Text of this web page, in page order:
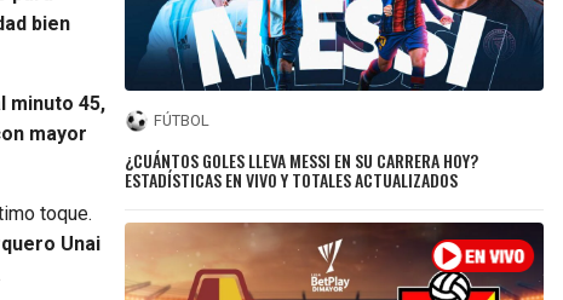
bien
minuto 45,
mayor
toque.
Unai
FÚTBOL
¿CUÁNTOS GOLES LLEVA MESSI EN SU CARRERA HOY?
ESTADÍSTICAS EN VIVO Y TOTALES ACTUALIZADOS